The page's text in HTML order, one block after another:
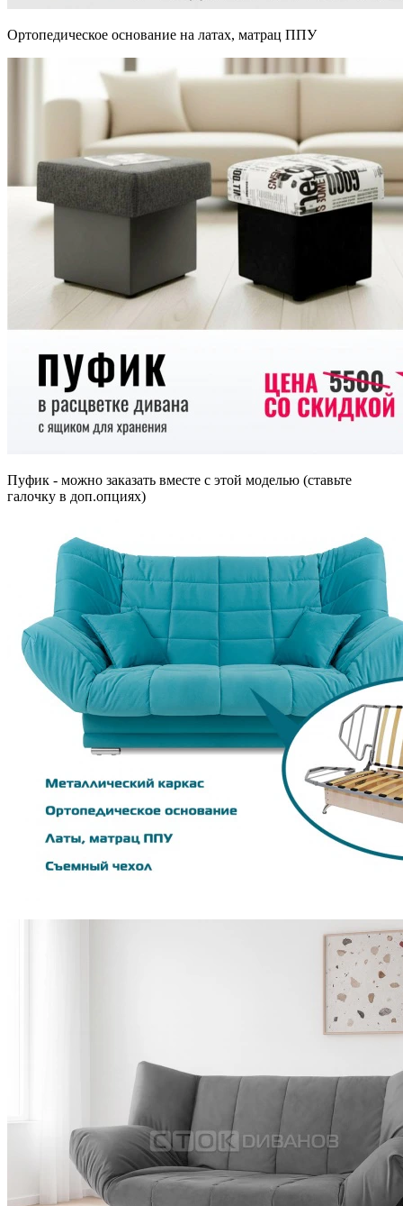
Ортопедическое основание на латах, матрац ППУ
Пуфик - можно заказать вместе с этой моделью (ставьте
галочку в доп.опциях)